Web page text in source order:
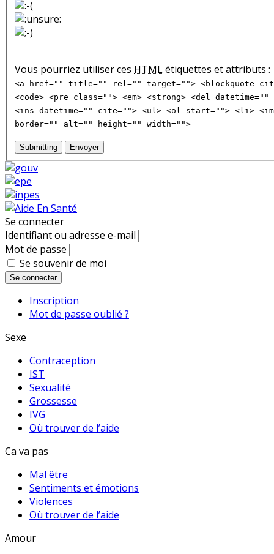
Vous pourriez utiliser ces HTMLétiquettes et attributs :
<a href="" title="" rel="" target=""> <blockquote
<code> <pre class=""> <em> <strong> <del
<ins datetime="" cite=""> <ul> <ol start=""> <li>
border="" alt="" height="" width="">
Submitting Envoyer
Se connecter
Identifiant ou adresse e-mail
Mot de passe
Se souvenir de moi
Se connecter
Inscription
Mot de passe oublié ?
Sexe
Contraception
IST
Sexualité
Grossesse
IVG
Où trouver de l’aide
Ca va pas
Mal être
Sentiments et émotions
Violences
Où trouver de l’aide
Amour